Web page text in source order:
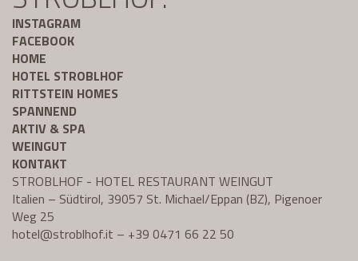
INSTAGRAM
FACEBOOK
HOME
HOTEL STROBLHOF
RITTSTEIN HOMES
SPANNEND
AKTIV & SPA
WEINGUT
KONTAKT
STROBLHOF - HOTEL RESTAURANT WEINGUT
Italien – Südtirol, 39057 St. Michael/Eppan (BZ), Pigenoer
Weg 25
hotel@stroblhof.it – +39 0471 66 22 50